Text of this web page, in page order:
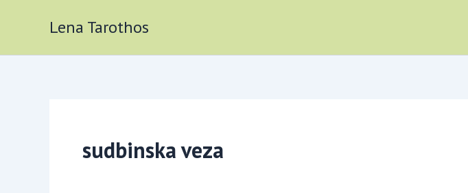
Lena Tarothos
sudbinska veza